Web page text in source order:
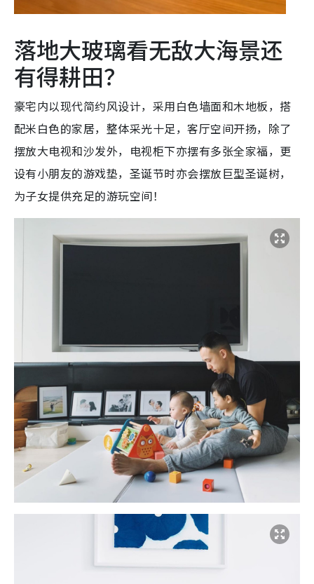
落地大玻璃看无敌大海景还
有得耕田？
豪宅内以现代简约风设计，采用白色墙面和木地板，搭
配米白色的家居，整体采光十足，客厅空间开扬，除了
摆放大电视和沙发外，电视柜下亦摆有多张全家福，更
设有小朋友的游戏垫，圣诞节时亦会摆放巨型圣诞树，
为子女提供充足的游玩空间！